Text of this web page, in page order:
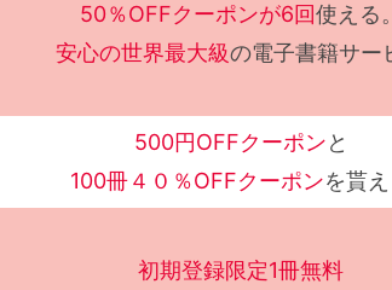
50％OFFクーポンが6回使える
安心の世界最大級の電子書籍サー
500円OFFクーポンと
100冊４０％OFFクーポンを貰
初期登録限定1冊無料